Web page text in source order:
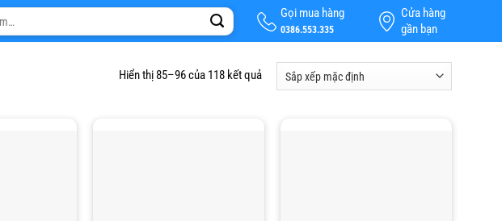
Gọi mua hàng
0386.553.335
Cửa hàng
gần bạn
Hiển thị 85–96 của 118 kết quả